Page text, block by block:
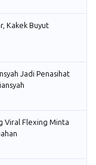
Kakek Buyut
Jadi Penasihat
Viral Flexing Minta